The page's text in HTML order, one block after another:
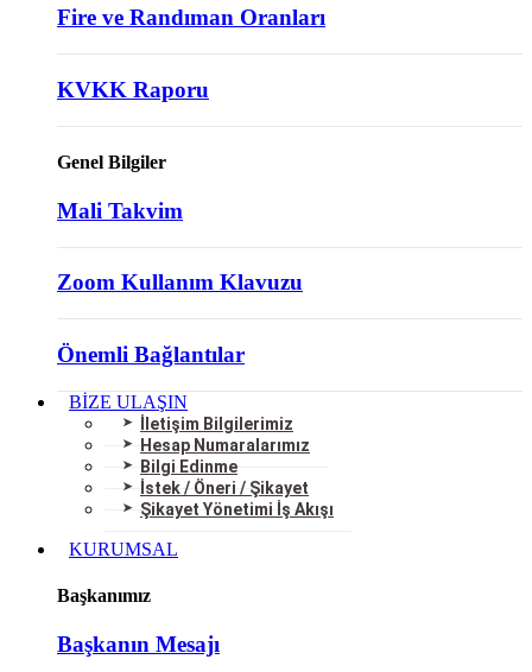
Fire ve Randıman Oranları
KVKK Raporu
Genel Bilgiler
Mali Takvim
Zoom Kullanım Klavuzu
Önemli Bağlantılar
BİZE ULAŞIN
İletişim Bilgilerimiz
Hesap Numaralarımız
Bilgi Edinme
İstek / Öneri / Şikayet
Şikayet Yönetimi İş Akışı
KURUMSAL
Başkanımız
Başkanın Mesajı